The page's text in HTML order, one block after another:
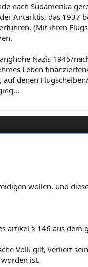
nach Südamerika
Antarktis, das 1937
(Mit ihren
Nazis 1945/
Leben
denen
wollen, und
artikel § 146 aus dem
Volk gilt, verliert
ist.